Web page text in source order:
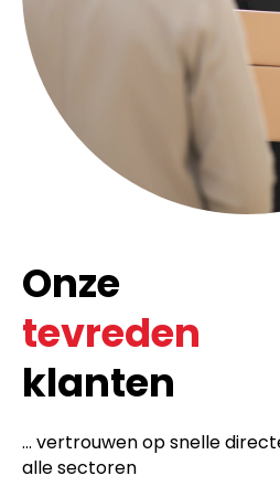
Onze
tevreden
klanten
... vertrouwen op snelle
alle sectoren